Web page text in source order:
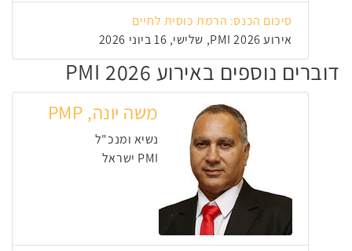
סיכום הכנס: הרמת כוסית לחיים
אירוע PMI 2026, שלישי, 16 ביוני 2026
דוברים נוספים באירוע PMI 2026
משה יונה, PMP
נשיא ומנכ"ל
PMI ישראל